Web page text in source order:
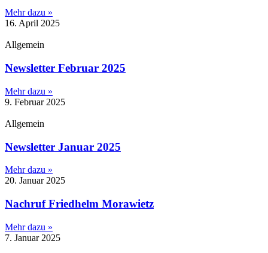
Mehr dazu »
16. April 2025
Allgemein
Newsletter Februar 2025
Mehr dazu »
9. Februar 2025
Allgemein
Newsletter Januar 2025
Mehr dazu »
20. Januar 2025
Nachruf Friedhelm Morawietz
Mehr dazu »
7. Januar 2025